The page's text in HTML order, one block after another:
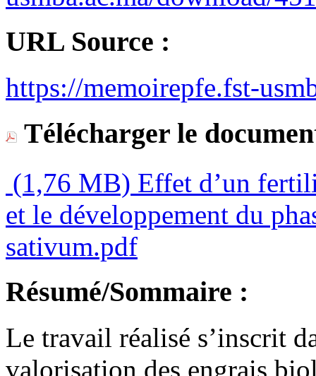
URL Source :
https://memoirepfe.fst-
Télécharger le
(1,76 MB) Effet d’un
et le développement du
sativum.pdf
Résumé/Sommaire :
Le travail réalisé s’inscrit
valorisation des engrais